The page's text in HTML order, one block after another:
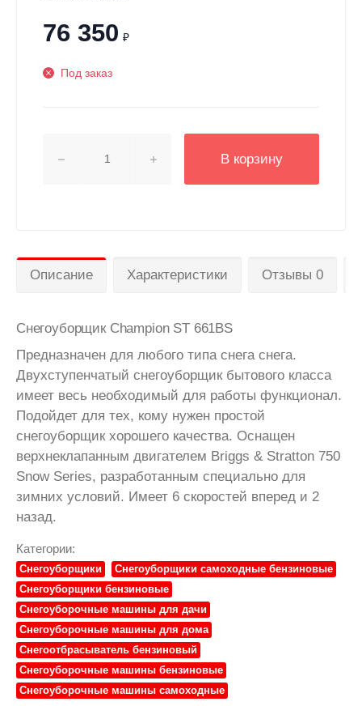
76 350 ₽
Под заказ
В корзину
Описание Характеристики Отзывы 0
Снегоуборщик Champion ST 661BS
Предназначен для любого типа снега снега.
Двухступенчатый снегоуборщик бытового класса
имеет весь необходимый для работы функционал.
Подойдет для тех, кому нужен простой
снегоуборщик хорошего качества. Оснащен
верхнеклапанным двигателем Briggs & Stratton 750
Snow Series, разработанным специально для
зимних условий. Имеет 6 скоростей вперед и 2
назад.
Категории:
Снегоуборщики
Снегоуборщики самоходные бензиновые
Снегоуборщики бензиновые
Снегоуборочные машины для дачи
Снегоуборочные машины для дома
Снегоотбрасыватель бензиновый
Снегоуборочные машины бензиновые
Снегоуборочные машины самоходные